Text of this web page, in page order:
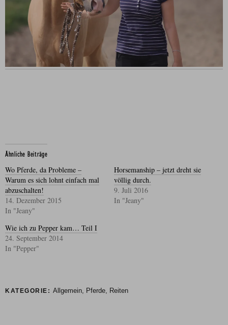
Ähnliche Beiträge
Wo Pferde, da Probleme –
Warum es sich lohnt einfach mal
abzuschalten!
14. Dezember 2015
In "Jeany"
Horsemanship – jetzt dreht sie
völlig durch.
9. Juli 2016
In "Jeany"
Wie ich zu Pepper kam… Teil I
24. September 2014
In "Pepper"
KATEGORIE: Allgemein, Pferde, Reiten